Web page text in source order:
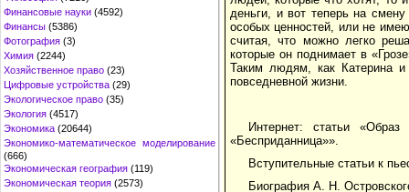
Финансовые науки (4592)
Финансы (5386)
Фотография (3)
Химия (2244)
Хозяйственное право (23)
Цифровые устройства (29)
Экологическое право (35)
Экология (4517)
Экономика (20644)
Экономико-математическое моделирование
(666)
Экономическая география (119)
Экономическая теория (2573)
деньги, и вот теперь на
особых ценностей, или не
считая, что можно легко
которые он поднимает в
Таким людям, как Катерина
повседневной жизни.
Интернет: статьи
«Бесприданница»».
Вступительные статьи к
Биография А. Н.